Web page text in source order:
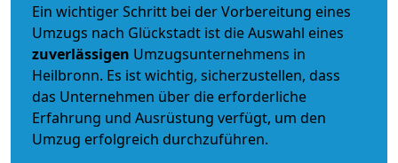
Ein wichtiger Schritt bei der Vorbereitung eines
Umzugs nach Glückstadt ist die Auswahl eines
zuverlässigen Umzugsunternehmens in
Heilbronn. Es ist wichtig, sicherzustellen, dass
das Unternehmen über die erforderliche
Erfahrung und Ausrüstung verfügt, um den
Umzug erfolgreich durchzuführen.